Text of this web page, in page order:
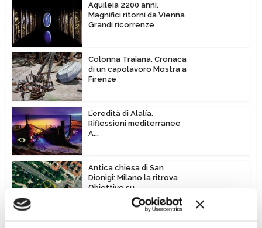
Aquileia 2200 anni.
Magnifici ritorni da Vienna
Grandi ricorrenze
Colonna Traiana. Cronaca
di un capolavoro Mostra a
Firenze
L’eredità di Alalía.
Riflessioni mediterranee
A...
Antica chiesa di San
Dionigi: Milano la ritrova
Obiettivo su...